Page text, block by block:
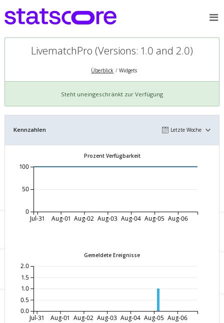
LivematchPro (Versions: 1.0 and 2.0)
Überblick Widgets
Steht uneingeschränkt zur Verfügung
Kennzahlen Letzte Woche
Prozent Verfügbarkeit
Jul-31 Aug-01 Aug-02 Aug-03 Aug-04 Aug-05 Aug-06
0
50
100
Gemeldete Ereignisse
Jul-31 Aug-01 Aug-02 Aug-03 Aug-04 Aug-05 Aug-06
0.0
0.5
1.0
1.5
2.0